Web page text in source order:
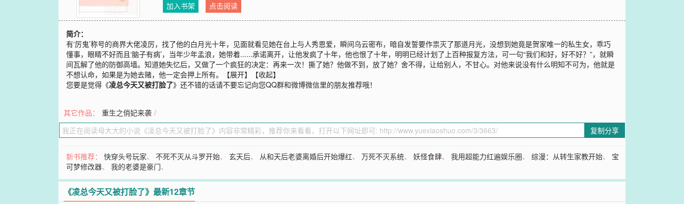
加入书架
点击阅读
简介：
有‘厉鬼’称号的商界大佬凌厉，找了他的白月光十年，见面就看见她在台上与人秀恩爱，瞬间乌云密布，暗自发誓要作祟灭了那道月光，没想到她竟是贺家唯一的私生女，乖巧
懂事，眼睛不好而且‘脑子有病’，当年少年孟浪，她带着......承诺离开，让他发疯了十年，他也恨了十年，明明已经计划了上百种报复方法，可一句“我们和好，好不好？”，就瞬
间瓦解了他的防御高墙。知道她失忆后，又做了一个疯狂的决定：再来一次！撕了她？他做不到，放了她？舍不得，让给别人，不甘心。对他来说没有什么明知不可为，他就是
不想认命，如果是为她去赌，他一定会押上所有。【展开】【收起】
您要是觉得《凌总今天又被打脸了》还不错的话请不要忘记向您QQ群和微博微信里的朋友推荐哦！
其它作品： 重生之俏妃来袭 /
复制分享
新书推荐：快穿头号玩家、不死不灭从斗罗开始、玄天后、 从和天后老婆离婚后开始爆红、万死不灭系统、妖怪食肆、我用超能力红遍娱乐圈、综漫：从转生家教开始、 宝
可梦修改器、我的老婆是豪门、
《凌总今天又被打脸了》最新12章节